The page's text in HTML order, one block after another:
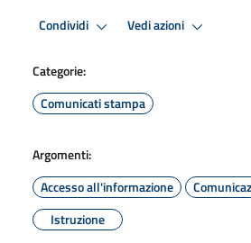
Condividi Vedi azioni
Categorie:
Comunicati stampa
Argomenti:
Accesso all'informazione
Istruzione